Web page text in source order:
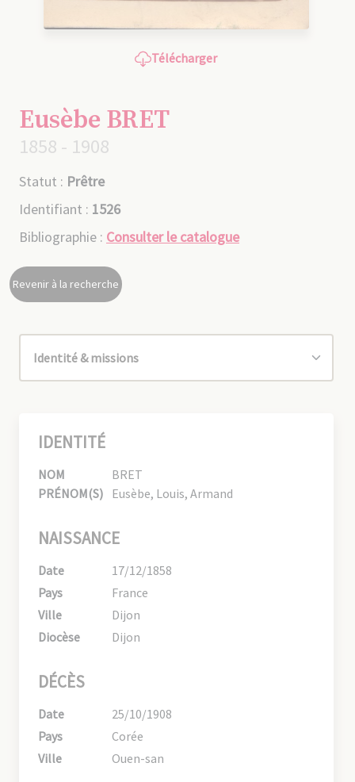
Télécharger
Eusèbe BRET
1858 - 1908
Statut : Prêtre
Identifiant : 1526
Bibliographie : Consulter le catalogue
Revenir à la recherche
IDENTITÉ
NOM
BRET
PRÉNOM(S) Eusèbe, Louis, Armand
NAISSANCE
Date
17/12/1858
Pays
France
Ville
Dijon
Diocèse
Dijon
DÉCÈS
Date
25/10/1908
Pays
Corée
Ville
Ouen-san